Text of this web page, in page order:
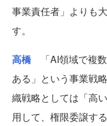
事業責任者」よりも
す。
高橋「AI領域で複数
ある」という事業戦
織戦略としては「高
用して、権限委譲す